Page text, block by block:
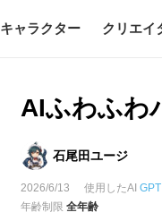
キャラクター クリエイ
AIふわふわ
石尾田ユージ
2026/6/13 使用したAI
年齢制限全年齢